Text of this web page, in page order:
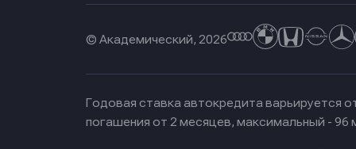
© Академический, 2026
Годовая ставка автокредита варьируется
погашения от 2 месяцев, максимальный -